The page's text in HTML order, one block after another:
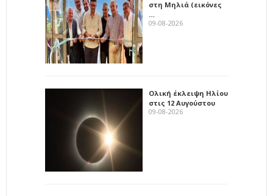
στη Μηλιά (εικόνες
…
09-08-2026
Ολική έκλειψη Ηλίου
στις 12 Αυγούστου
09-08-2026